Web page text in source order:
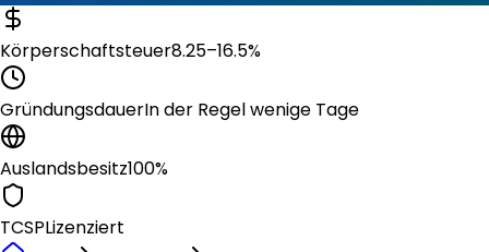
Körperschaftsteuer8.25–16.5%
GründungsdauerIn der Regel wenige Tage
Auslandsbesitz100%
TCSPLizenziert